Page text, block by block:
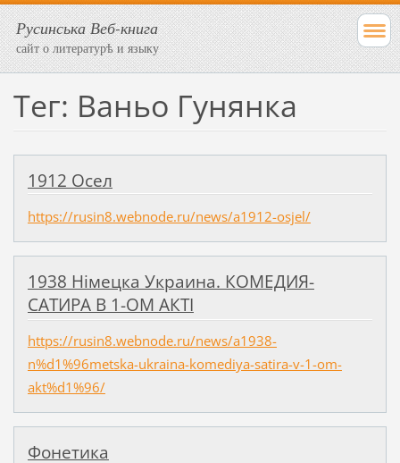
Русинська Веб-книга
сайт о литературѣ и языку
Тег: Ваньо Гунянка
1912 Осел
https://rusin8.webnode.ru/news/a1912-osjel/
1938 Німецка Украина. КОМЕДИЯ-
САТИРА В 1-ОМ АКТІ
https://rusin8.webnode.ru/news/a1938-
n%d1%96metska-ukraina-komediya-satira-v-1-om-
akt%d1%96/
Фонетика